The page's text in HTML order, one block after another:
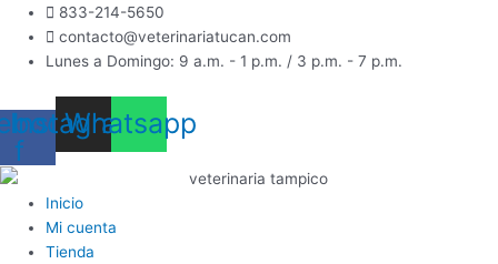
contenido
833-214-5650
contacto@veterinariatucan.com
Lunes a Domingo: 9 a.m. - 1 p.m. / 3 p.m. - 7 p.m.
f
Instagram
Whatsapp
Inicio
Mi cuenta
Tienda